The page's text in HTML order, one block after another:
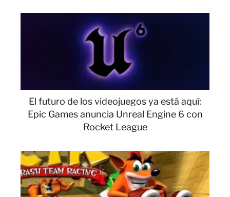
El futuro de los videojuegos ya está aquí:
Epic Games anuncia Unreal Engine 6 con
Rocket League